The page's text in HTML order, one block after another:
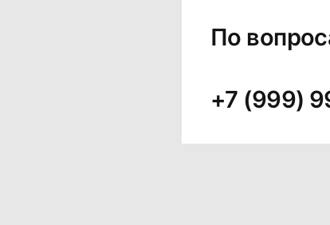
По
+7 (999)